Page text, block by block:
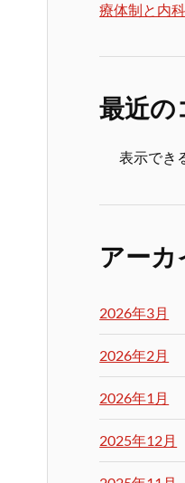
療体制と内
最近の
表示でき
アー
2026年3月
2026年2月
2026年1月
2025年12月